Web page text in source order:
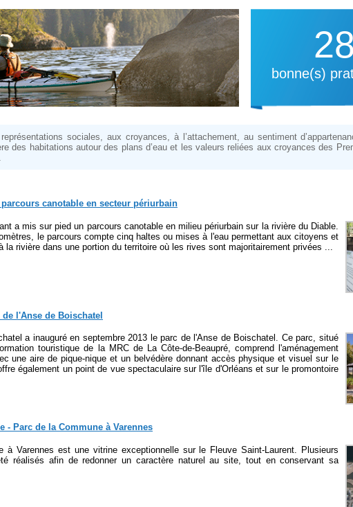
28
bonne(s)
sociales, aux croyances, à l’attachement, au sentiment
des habitations autour des plans d’eau et les valeurs reliées aux croyances des
canotable en secteur périurbain
a mis sur pied un parcours canotable en milieu périurbain sur la rivière du Diable.
le parcours compte cinq haltes ou mises à l'eau permettant aux citoyens et
la rivière dans une portion du territoire où les rives sont majoritairement privées ...
l'Anse de Boischatel
a inauguré en septembre 2013 le parc de l'Anse de Boischatel. Ce parc, situé
touristique de la MRC de La Côte-de-Beaupré, comprend l'aménagement
une aire de pique-nique et un belvédère donnant accès physique et visuel sur le
également un point de vue spectaculaire sur l'île d'Orléans et sur le promontoire
- Parc de la Commune à Varennes
à Varennes est une vitrine exceptionnelle sur le Fleuve Saint-Laurent. Plusieurs
réalisés afin de redonner un caractère naturel au site, tout en conservant sa